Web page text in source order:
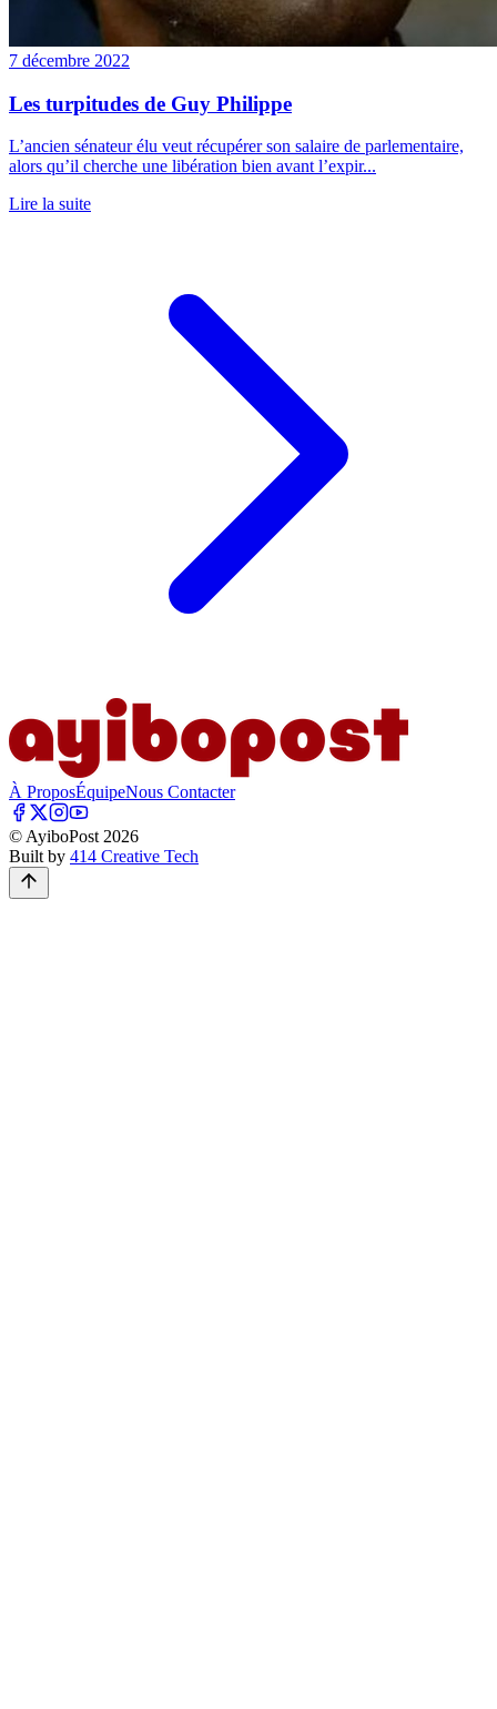
7 décembre 2022
Les turpitudes de Guy Philippe
L’ancien sénateur élu veut récupérer son salaire de parlementaire,
alors qu’il cherche une libération bien avant l’expir...
Lire la suite
À ProposÉquipeNous Contacter
© AyiboPost 2026
Built by 414 Creative Tech